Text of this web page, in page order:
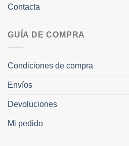
Contacta
GUÍA DE COMPRA
Condiciones de compra
Envíos
Devoluciones
Mi pedido